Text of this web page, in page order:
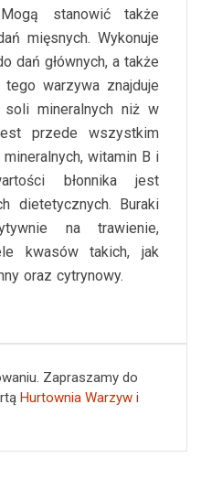
stanowić także
mięsnych. Wykonuje
dań głównych, a także
warzywa znajduje
mineralnych niż w
przede wszystkim
mineralnych, witamin B i
błonnika jest
dietetycznych. Buraki
na trawienie,
kwasów takich, jak
oraz cytrynowy.
Zapraszamy do
Hurtownia Warzyw i